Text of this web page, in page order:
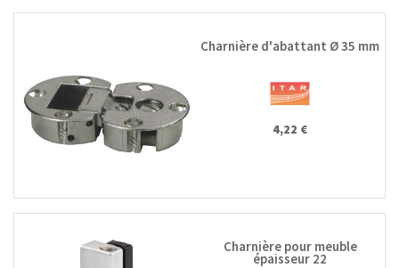
Charnière d'abattant Ø 35 mm
4,22 €
Charnière pour meuble
épaisseur 22